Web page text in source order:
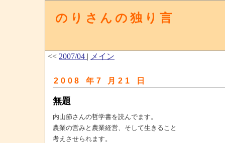
のりさんの独り言
<< 2007/04 | メイン
2008 年7 月21 日
無題
内山節さんの哲学書を読んでます。
農業の営みと農業経営、そして生きること
考えさせられます。